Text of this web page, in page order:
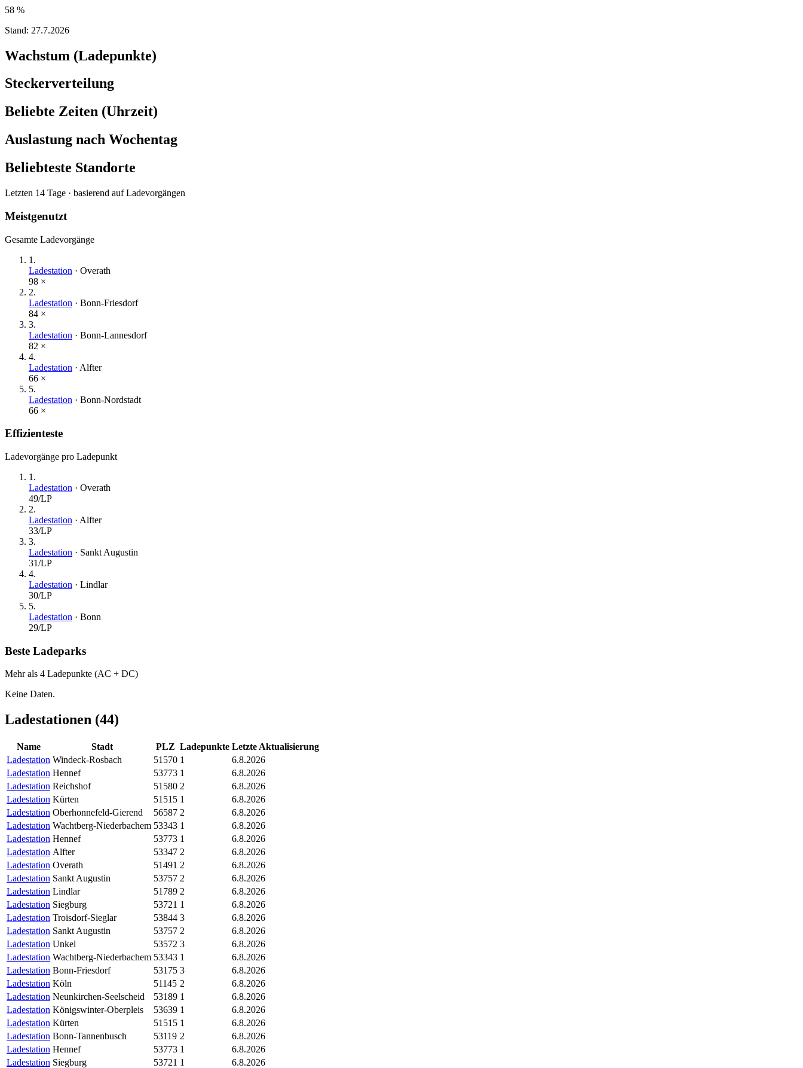
58 %
Stand: 27.7.2026
Wachstum (Ladepunkte)
Steckerverteilung
Beliebte Zeiten (Uhrzeit)
Auslastung nach Wochentag
Beliebteste Standorte
Letzten 14 Tage · basierend auf Ladevorgängen
Meistgenutzt
Gesamte Ladevorgänge
1 .
Ladestation · Overath
98 ×
2.
Ladestation · Bonn-Friesdorf
84 ×
3.
Ladestation · Bonn-Lannesdorf
82 ×
4.
Ladestation · Alfter
66 ×
5.
Ladestation · Bonn-Nordstadt
66 ×
Effizienteste
Ladevorgänge pro Ladepunkt
1 .
Ladestation · Overath
49/LP
2.
Ladestation · Alfter
33/LP
3.
Ladestation · Sankt Augustin
31/LP
4.
Ladestation · Lindlar
30/LP
5.
Ladestation · Bonn
29/LP
Beste Ladeparks
Mehr als 4 Ladepunkte (AC + DC)
Keine Daten.
Ladestationen (44)
Name Stadt PLZ Ladepunkte Letzte Aktualisierung
Ladestation Windeck-Rosbach 51570 1
6.8.2026
Ladestation Hennef 53773 1
6.8.2026
Ladestation Reichshof 51580 2
6.8.2026
Ladestation Kürten 51515 1
6.8.2026
Ladestation Oberhonnefeld-Gierend 56587 2
6.8.2026
Ladestation Wachtberg-Niederbachem 53343 1
6.8.2026
Ladestation Hennef 53773 1
6.8.2026
Ladestation Alfter 53347 2
6.8.2026
Ladestation Overath 51491 2
6.8.2026
Ladestation Sankt Augustin 53757 2
6.8.2026
Ladestation Lindlar 51789 2
6.8.2026
Ladestation Siegburg 53721 1
6.8.2026
Ladestation Troisdorf-Sieglar 53844 3
6.8.2026
Ladestation Sankt Augustin 53757 2
6.8.2026
Ladestation Unkel 53572 3
6.8.2026
Ladestation Wachtberg-Niederbachem 53343 1
6.8.2026
Ladestation Bonn-Friesdorf 53175 3
6.8.2026
Ladestation Köln 51145 2
6.8.2026
Ladestation Neunkirchen-Seelscheid 53189 1
6.8.2026
Ladestation Königswinter-Oberpleis 53639 1
6.8.2026
Ladestation Kürten 51515 1
6.8.2026
Ladestation Bonn-Tannenbusch 53119 2
6.8.2026
Ladestation Hennef 53773 1
6.8.2026
Ladestation Siegburg 53721 1
6.8.2026